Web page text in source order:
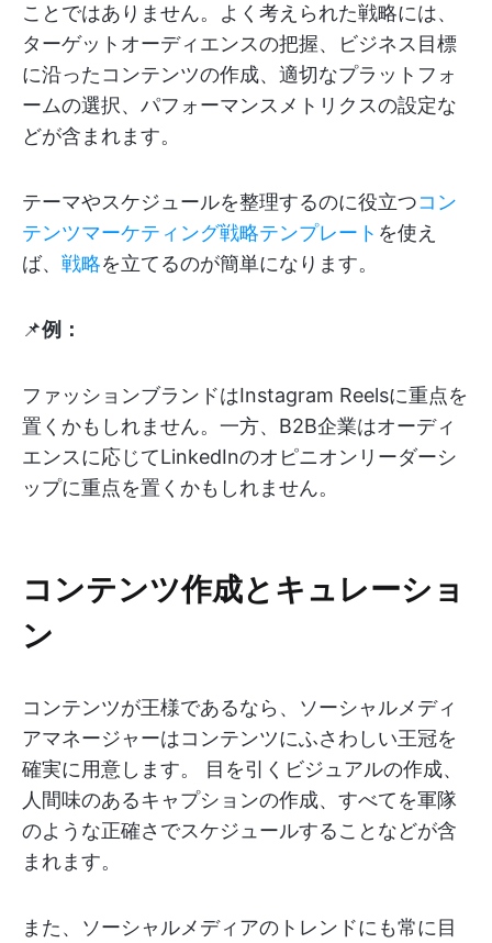
ことではありません。よく考えられた戦略には、
ターゲットオーディエンスの把握、ビジネス目標
に沿ったコンテンツの作成、適切なプラットフォ
ームの選択、パフォーマンスメトリクスの設定な
どが含まれます。
テーマやスケジュールを整理するのに役立つコン
テンツマーケティング戦略テンプレート を使え
ば、 戦略を立てるのが簡単になります。
📌例：
ファッションブランドはInstagram Reelsに重点を
置くかもしれません。一方、B2B企業はオーディ
エンスに応じてLinkedInのオピニオンリーダーシ
ップに重点を置くかもしれません。
コンテンツ作成とキュレーショ
ン
コンテンツが王様であるなら、ソーシャルメディ
アマネージャーはコンテンツにふさわしい王冠を
確実に用意します。 目を引くビジュアルの作成、
人間味のあるキャプションの作成、すべてを軍隊
のような正確さでスケジュールすることなどが含
まれます。
また、ソーシャルメディアのトレンドにも常に目